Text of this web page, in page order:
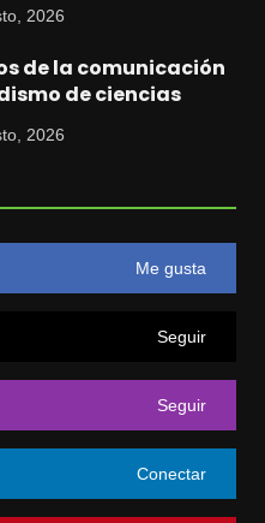
2026
de la comunicación
de ciencias
2026
Me gusta
Seguir
Seguir
Conectar